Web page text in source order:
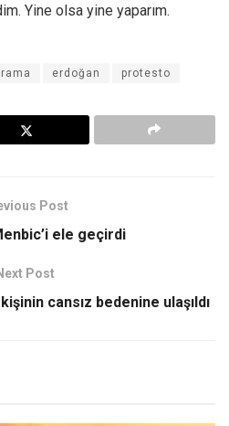
Yine olsa yine yaparım.
erdoğan protesto
Post
ele geçirdi
Post
cansız bedenine ulaşıldı